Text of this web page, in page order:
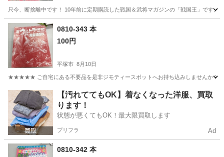
只今、断捨離中です！ 10年前に定期購読した戦国＆武将マガジンの「戦国王」です
神奈川 横浜市 たまプラーザ駅
0810-343 本
100円
平塚市 8月10日
★★★★★ ご自宅にある不要品を是非ジモティースポットへお持ち込みしませんか？
神奈川 平塚市 絵本 現地
【汚れててもOK】着なくなった洋服、買取
ります！
状態が悪くてもOK！最大限買取します
プリフラ Ad
0810-342 本